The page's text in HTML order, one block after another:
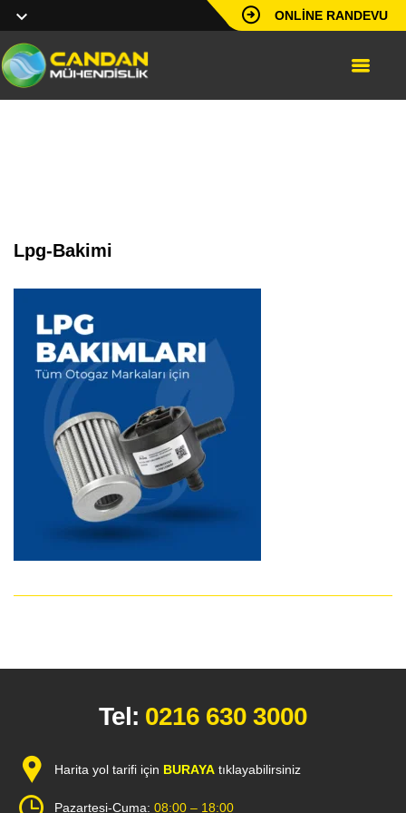
ONLINE RANDEVU
Lpg-Bakimi
Tel: 0216 630 3000
Harita yol tarifi için BURAYA tıklayabilirsiniz
Pazartesi-Cuma: 08:00 – 18:00